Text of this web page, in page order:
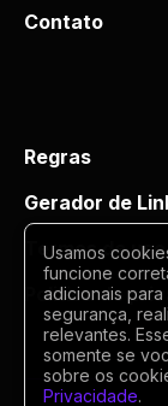
Contato
Regras
Gerador de
Termos de uso
Politica de
Usamos
funcione
adicionais
segurança,
relevantes.
somente se
sobre os
Privacidade.